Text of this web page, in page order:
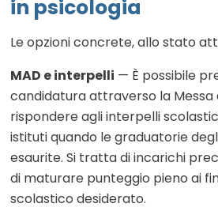
in psicologia
Le opzioni concrete, allo stato
MAD e interpelli — È possibile
candidatura attraverso la Messa
rispondere agli interpelli
istituti quando le graduatorie
esaurite. Si tratta di incarichi
di maturare punteggio pieno ai
scolastico desiderato.